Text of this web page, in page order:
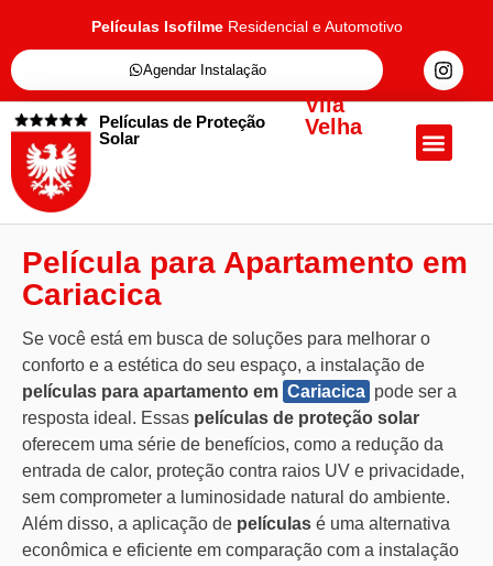
Películas Isofilme Residencial e Automotivo
Agendar Instalação
Películas de Proteção
Solar
Vila
Velha
Película para Apartamento em
Cariacica
Se você está em busca de soluções para melhorar o
conforto e a estética do seu espaço, a instalação de
películas para apartamento em Cariacica pode ser a
resposta ideal. Essas películas de proteção solar
oferecem uma série de benefícios, como a redução da
entrada de calor, proteção contra raios UV e privacidade,
sem comprometer a luminosidade natural do ambiente.
Além disso, a aplicação de películas é uma alternativa
econômica e eficiente em comparação com a instalação